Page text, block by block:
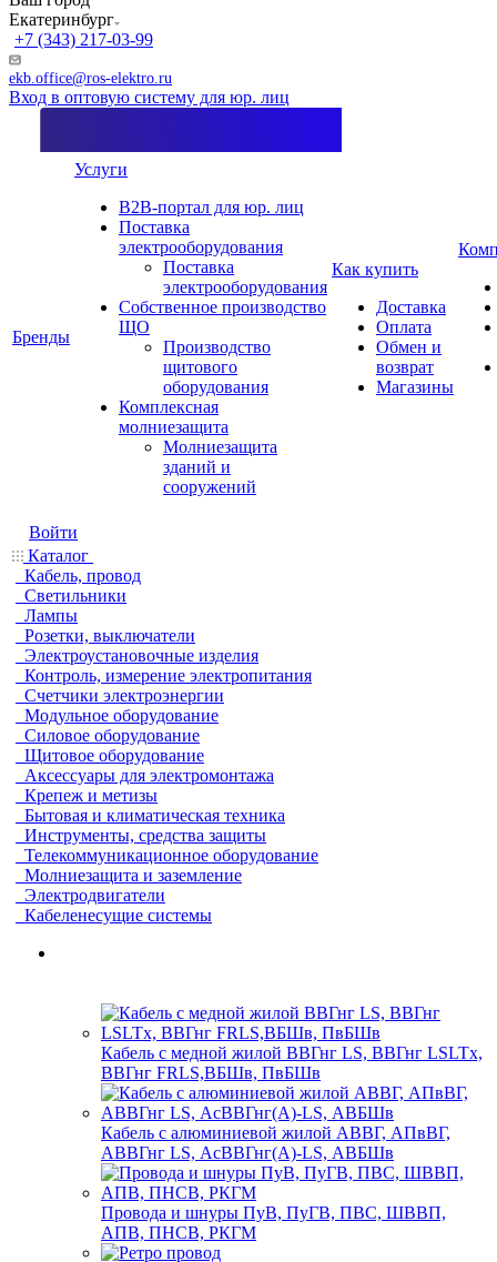
Екатеринбург
+7 (343) 217-03-99
ekb.office@ros-elektro.ru
Вход в оптовую систему для юр. лиц
Бренды
Услуги
B2B-портал для юр. лиц
Поставка
электрооборудования
Поставка
электрооборудования
Собственное производство
ЩО
Производство
щитового
оборудования
Комплексная
молниезащита
Молниезащита
зданий и
сооружений
Как купить
Доставка
Оплата
Обмен и
возврат
Магазины
Войти
Каталог
Кабель, провод
Светильники
Лампы
Розетки, выключатели
Электроустановочные изделия
Контроль, измерение электропитания
Счетчики электроэнергии
Модульное оборудование
Силовое оборудование
Щитовое оборудование
Аксессуары для электромонтажа
Крепеж и метизы
Бытовая и климатическая техника
Инструменты, средства защиты
Телекоммуникационное оборудование
Молниезащита и заземление
Электродвигатели
Кабеленесущие системы
Кабель с медной жилой ВВГнг LS, ВВГнг LSLTx,
ВВГнг FRLS,ВБШв, ПвБШв
Кабель с алюминиевой жилой АВВГ, АПвВГ,
АВВГнг LS, АсВВГнг(А)-LS, АВБШв
Провода и шнуры ПуВ, ПуГВ, ПВС, ШВВП,
АПВ, ПНСВ, РКГМ